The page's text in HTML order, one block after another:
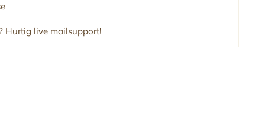
Hurtig live mailsupport!